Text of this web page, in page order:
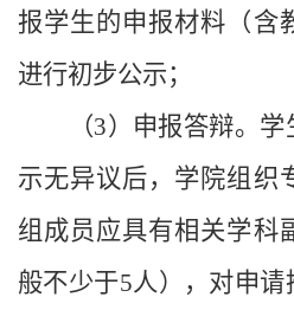
报学生的申报材料（含
进行初步公示；
（3）申报答辩。
示无异议后，学院组织
组成员应具有相关学科
般不少于5人），对申